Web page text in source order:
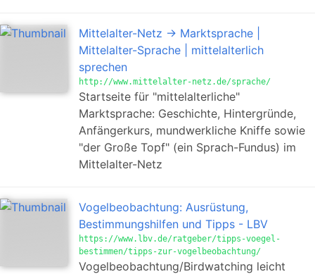
Mittelalter-Netz -> Marktsprache |
Mittelalter-Sprache | mittelalterlich
sprechen
http://www.mittelalter-netz.de/sprache/
Startseite für "mittelalterliche"
Marktsprache: Geschichte, Hintergründe,
Anfängerkurs, mundwerkliche Kniffe sowie
"der Große Topf" (ein Sprach-Fundus) im
Mittelalter-Netz
Vogelbeobachtung: Ausrüstung,
Bestimmungshilfen und Tipps - LBV
https://www.lbv.de/ratgeber/tipps-voegel-
bestimmen/tipps-zur-vogelbeobachtung/
Vogelbeobachtung/Birdwatching leicht